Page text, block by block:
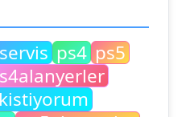
servis ps4 ps5